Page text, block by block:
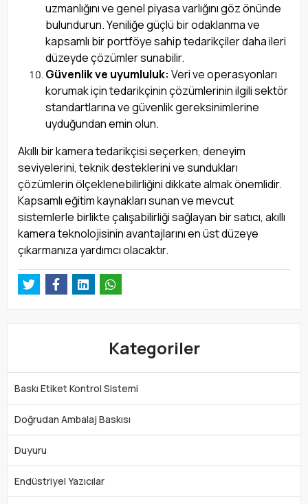
uzmanlığını ve genel piyasa varlığını göz önünde
bulundurun. Yeniliğe güçlü bir odaklanma ve
kapsamlı bir portföye sahip tedarikçiler daha ileri
düzeyde çözümler sunabilir.
Güvenlik ve uyumluluk: Veri ve operasyonları
korumak için tedarikçinin çözümlerinin ilgili sektör
standartlarına ve güvenlik gereksinimlerine
uyduğundan emin olun.
Akıllı bir kamera tedarikçisi seçerken, deneyim
seviyelerini, teknik desteklerini ve sundukları
çözümlerin ölçeklenebilirliğini dikkate almak önemlidir.
Kapsamlı eğitim kaynakları sunan ve mevcut
sistemlerle birlikte çalışabilirliği sağlayan bir satıcı, akıllı
kamera teknolojisinin avantajlarını en üst düzeye
çıkarmanıza yardımcı olacaktır.
Kategoriler
Baskı Etiket Kontrol Sistemi
Doğrudan Ambalaj Baskısı
Duyuru
Endüstriyel Yazıcılar